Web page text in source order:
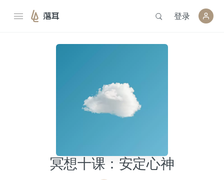
落耳 登录
冥想十课：安定心神